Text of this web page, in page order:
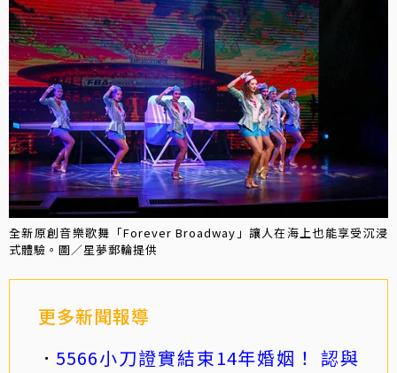
全新原創音樂歌舞「Forever Broadway」讓人在海上也能享受沉浸
式體驗。圖／星夢郵輪提供
更多新聞報導
5566小刀證實結束14年婚姻！ 認與